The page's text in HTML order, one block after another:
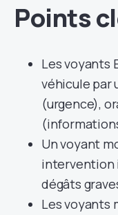
Points
Les voyants
véhicule par
(urgence),
Un voyant
intervention
dégâts
Les voyants